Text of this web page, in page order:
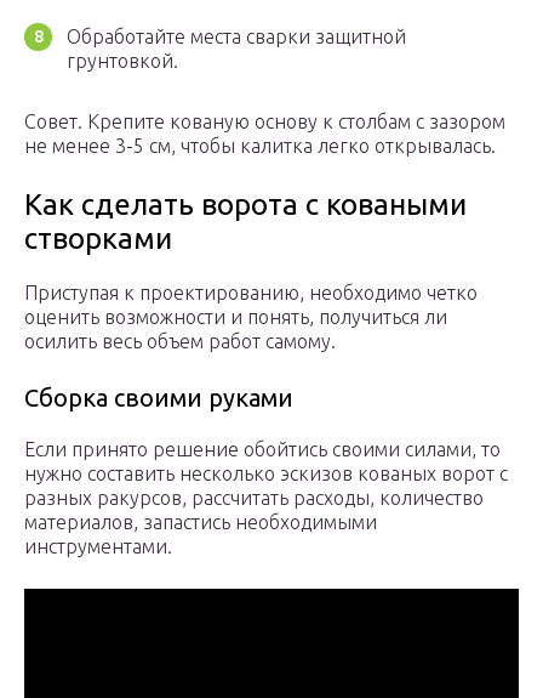
Обработайте места сварки защитной
грунтовкой.
Совет. Крепите кованую основу к столбам с зазором
не менее 3-5 см, чтобы калитка легко открывалась.
Как сделать ворота с коваными
створками
Приступая к проектированию, необходимо четко
оценить возможности и понять, получиться ли
осилить весь объем работ самому.
Сборка своими руками
Если принято решение обойтись своими силами, то
нужно составить несколько эскизов кованых ворот с
разных ракурсов, рассчитать расходы, количество
материалов, запастись необходимыми
инструментами.